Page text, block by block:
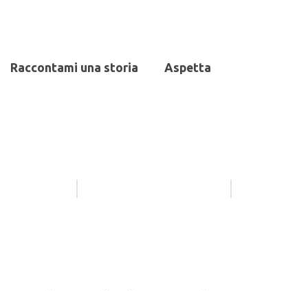
Raccontami una storia Aspetta